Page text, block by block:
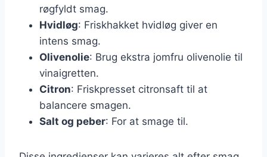
røgfyldt smag.
Hvidløg: Friskhakket hvidløg giver en
intens smag.
Olivenolie: Brug ekstra jomfru olivenolie til
vinaigretten.
Citron: Friskpresset citronsaft til at
balancere smagen.
Salt og peber: For at smage til.